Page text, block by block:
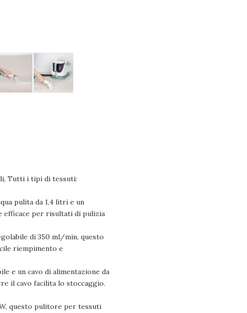
Tutti i tipi di tessuti:
pulita da 1,4 litri e un
efficace per risultati di pulizia
di 350 ml/min, questo
riempimento e
e un cavo di alimentazione da
il cavo facilita lo stoccaggio.
W, questo pulitore per tessuti